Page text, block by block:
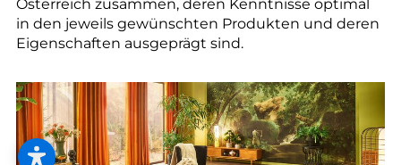
Österreich zusammen, deren Kenntnisse optimal
in den jeweils gewünschten Produkten und deren
Eigenschaften ausgeprägt sind.